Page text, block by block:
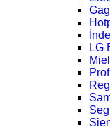
LG